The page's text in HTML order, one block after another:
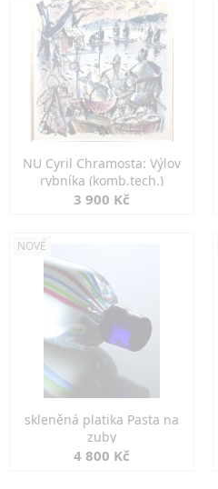
NU Cyril Chramosta: Výlov
rybníka (komb.tech.)
3 900 Kč
NOVÉ
skleněná platika Pasta na
zuby
4 800 Kč